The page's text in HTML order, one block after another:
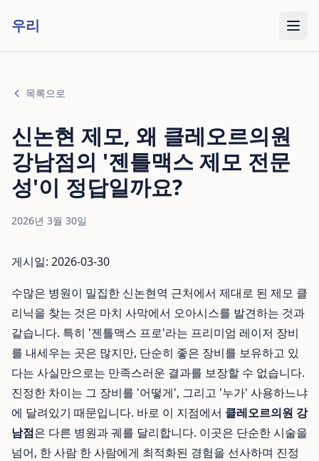
우리
목록으로
신논현 제모, 왜 클레오르의원
강남점의 '젠틀맥스 제모 전문
성'이 정답일까요?
2026년 3월 30일
게시일: 2026-03-30
수많은 병원이 밀집한 신논현역 근처에서 제대로 된 제모 클
리닉을 찾는 것은 마치 사막에서 오아시스를 발견하는 것과
같습니다. 특히 '젠틀맥스 프로'라는 프리미엄 레이저 장비
를 내세우는 곳은 많지만, 단순히 좋은 장비를 보유하고 있
다는 사실만으로는 만족스러운 결과를 보장할 수 없습니다.
진정한 차이는 그 장비를 '어떻게', 그리고 '누가' 사용하느냐
에 달려있기 때문입니다. 바로 이 지점에서 클레오르의원 강
남점은 다른 병원과 궤를 달리합니다. 이곳은 단순한 시술을
넘어, 한 사람 한 사람에게 최적화된 경험을 선사하며 진정